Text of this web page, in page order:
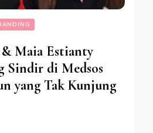
Maia Estianty
Sindir di Medsos
yang Tak Kunjung